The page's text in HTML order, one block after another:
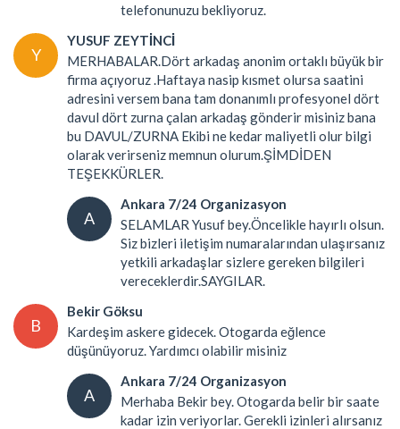
telefonunuzu bekliyoruz.
Y
YUSUF ZEYTİNCİ
MERHABALAR.Dört arkadaş anonim ortaklı büyük bir
firma açıyoruz .Haftaya nasip kısmet olursa saatini
adresini versem bana tam donanımlı profesyonel dört
davul dört zurna çalan arkadaş gönderir misiniz bana
bu DAVUL/ZURNA Ekibi ne kedar maliyetli olur bilgi
olarak verirseniz memnun olurum.ŞİMDİDEN
TEŞEKKÜRLER.
A
Ankara 7/24 Organizasyon
SELAMLAR Yusuf bey.Öncelikle hayırlı olsun.
Siz bizleri iletişim numaralarından ulaşırsanız
yetkili arkadaşlar sizlere gereken bilgileri
vereceklerdir.SAYGILAR.
B
Bekir Göksu
Kardeşim askere gidecek. Otogarda eğlence
düşünüyoruz. Yardımcı olabilir misiniz
A
Ankara 7/24 Organizasyon
Merhaba Bekir bey. Otogarda belir bir saate
kadar izin veriyorlar. Gerekli izinleri alırsanız